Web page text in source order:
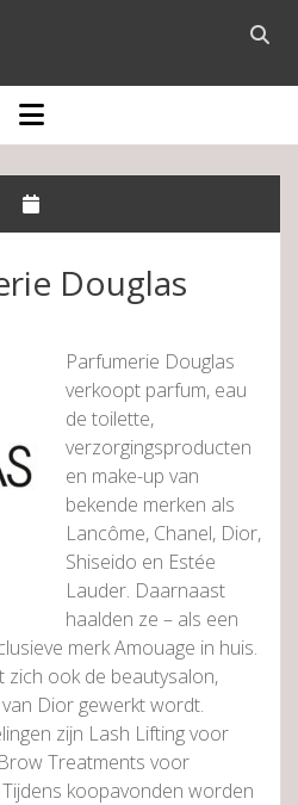
Open
bar
open
menu
Douglas
Parfumerie Douglas
verkoopt parfum, eau
de toilette,
verzorgingsproducten
en make-up van
bekende merken als
Lancôme, Chanel, Dior,
Shiseido en Estée
Lauder. Daarnaast
haalden ze – als een
merk Amouage in huis.
zich ook de beautysalon,
Dior gewerkt wordt.
zijn Lash Lifting voor
Treatments voor
koopavonden worden